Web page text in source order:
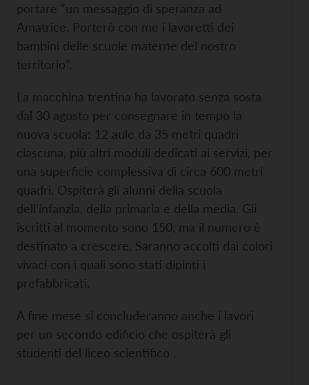
portare “un messaggio di speranza ad
Amatrice. Porterò con me i lavoretti dei
bambini delle scuole materne del nostro
territorio”.
La macchina trentina ha lavorato senza sosta
dal 30 agosto per consegnare in tempo la
nuova scuola: 12 aule da 35 metri quadri
ciascuna, più altri moduli dedicati ai servizi, per
una superficie complessiva di circa 600 metri
quadri. Ospiterà gli alunni della scuola
dell’infanzia, della primaria e della media. Gli
iscritti al momento sono 150, ma il numero è
destinato a crescere. Saranno accolti dai colori
vivaci con i quali sono stati dipinti i
prefabbricati.
A fine mese si concluderanno anche i lavori
per un secondo edificio che ospiterà gli
studenti del liceo scientifico .